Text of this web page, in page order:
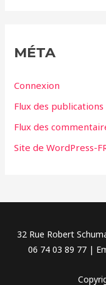
r
MÉTA
Connexion
Flux des publications
Flux des
Site de WordPress-
32 Rue Robert
06 74 03 89 77 |